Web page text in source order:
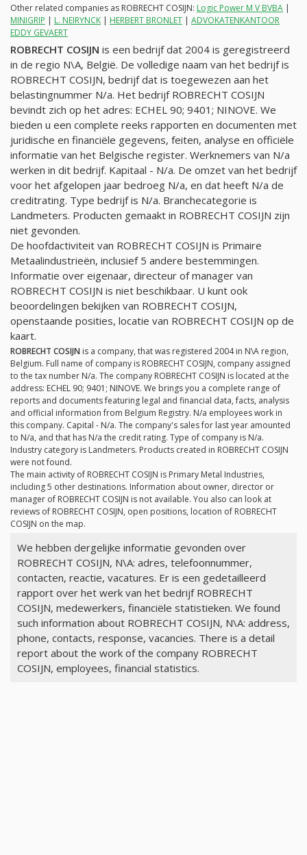
Other related companies as ROBRECHT COSIJN: Logic Power M V BVBA |
MINIGRIP | L. NEIRYNCK | HERBERT BRONLET | ADVOKATENKANTOOR
EDDY GEVAERT
ROBRECHT COSIJN is een bedrijf dat 2004 is geregistreerd
in de regio N\A, België. De volledige naam van het bedrijf is
ROBRECHT COSIJN, bedrijf dat is toegewezen aan het
belastingnummer N/a. Het bedrijf ROBRECHT COSIJN
bevindt zich op het adres: ECHEL 90; 9401; NINOVE. We
bieden u een complete reeks rapporten en documenten met
juridische en financiële gegevens, feiten, analyse en officiële
informatie van het Belgische register. Werknemers van N/a
werken in dit bedrijf. Kapitaal - N/a. De omzet van het bedrijf
voor het afgelopen jaar bedroeg N/a, en dat heeft N/a de
creditrating. Type bedrijf is N/a. Branchecategorie is
Landmeters. Producten gemaakt in ROBRECHT COSIJN zijn
niet gevonden.
De hoofdactiviteit van ROBRECHT COSIJN is Primaire
Metaalindustrieën, inclusief 5 andere bestemmingen.
Informatie over eigenaar, directeur of manager van
ROBRECHT COSIJN is niet beschikbaar. U kunt ook
beoordelingen bekijken van ROBRECHT COSIJN,
openstaande posities, locatie van ROBRECHT COSIJN op de
kaart.
ROBRECHT COSIJN is a company, that was registered 2004 in N\A region,
Belgium. Full name of company is ROBRECHT COSIJN, company assigned
to the tax number N/a. The company ROBRECHT COSIJN is located at the
address: ECHEL 90; 9401; NINOVE. We brings you a complete range of
reports and documents featuring legal and financial data, facts, analysis
and official information from Belgium Registry. N/a employees work in
this company. Capital - N/a. The company's sales for last year amounted
to N/a, and that has N/a the credit rating. Type of company is N/a.
Industry category is Landmeters. Products created in ROBRECHT COSIJN
were not found.
The main activity of ROBRECHT COSIJN is Primary Metal Industries,
including 5 other destinations. Information about owner, director or
manager of ROBRECHT COSIJN is not available. You also can look at
reviews of ROBRECHT COSIJN, open positions, location of ROBRECHT
COSIJN on the map.
We hebben dergelijke informatie gevonden over
ROBRECHT COSIJN, N\A: adres, telefoonnummer,
contacten, reactie, vacatures. Er is een gedetailleerd
rapport over het werk van het bedrijf ROBRECHT
COSIJN, medewerkers, financiële statistieken. We found
such information about ROBRECHT COSIJN, N\A: address,
phone, contacts, response, vacancies. There is a detail
report about the work of the company ROBRECHT
COSIJN, employees, financial statistics.